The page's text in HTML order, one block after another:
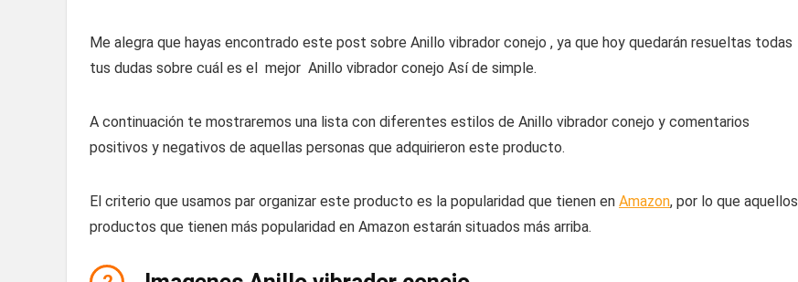
Me alegra que hayas encontrado este post sobre Anillo vibrador conejo , ya que hoy quedarán resueltas todas
tus dudas sobre cuál es el mejor Anillo vibrador conejo Así de simple.
A continuación te mostraremos una lista con diferentes estilos de Anillo vibrador conejo y comentarios
positivos y negativos de aquellas personas que adquirieron este producto.
El criterio que usamos par organizar este producto es la popularidad que tienen en Amazon, por lo que aquellos
productos que tienen más popularidad en Amazon estarán situados más arriba.